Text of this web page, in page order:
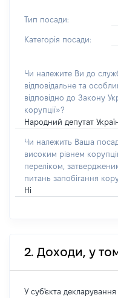
Тип посади:
Категорія посади:
Чи належите Ви до
відповідальне та
відповідно до Закону
корупції»?
Народний депутат
Чи належить Ваша
високим рівнем
переліком,
питань запобігання
Ні
2. Доходи, у
У суб'єкта декларування